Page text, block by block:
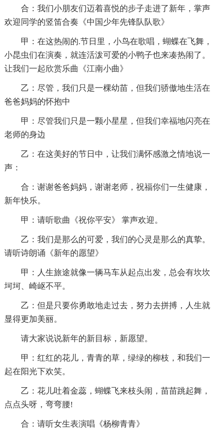
合：我们小朋友们迈着喜悦的步子走进了新年，掌声
欢迎同学的竖笛合奏《中国少年先锋队队歌》
甲：在这热闹的.节日里，小鸟在歌唱，蝴蝶在飞舞，
小昆虫们在演奏，就连活泼可爱的小鸭子也来凑热闹了。
让我们一起欣赏乐曲《江南小曲》
乙：尽管，我们只是一棵幼苗，但我们骄傲地生活在
爸爸妈妈的怀抱中
甲：尽管我们只是一颗小星星，但我们幸福地闪亮在
老师的身边
乙：在这美好的节日中，让我们满怀感激之情地说一
声：
合：谢谢爸爸妈妈，谢谢老师，祝福你们一生健康，
新年快乐。
甲：请听歌曲《祝你平安》 掌声欢迎。
乙：我们是那么的可爱，我们的心灵是那么的真挚。
请听诗朗诵《新年的愿望》
甲：人生旅途就像一辆马车从起点出发，总会有坎坎
坷坷、崎岖不平。
乙：但是只要你勇敢地走过去，努力去拼搏，人生就
显得更加美丽。
请大家说说新年的新目标，新愿望。
甲：红红的花儿，青青的草，绿绿的柳枝，和我们一
起在阳光下欢笑。
乙：花儿吐着金蕊，蝴蝶飞来枝头闹，苗苗跳起舞，
点点头呀，弯弯腰!
合：请听女生表演唱《杨柳青青》